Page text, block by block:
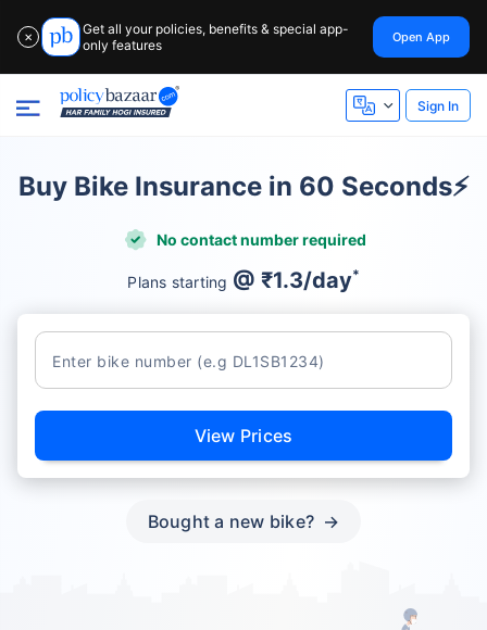
✕
Get all your policies, benefits & special app-
only features
Open App
Sign In
Buy Bike Insurance in 60 Seconds⚡
No contact number required
Plans starting @ ₹1.3/day*
View Prices
Bought a new bike?